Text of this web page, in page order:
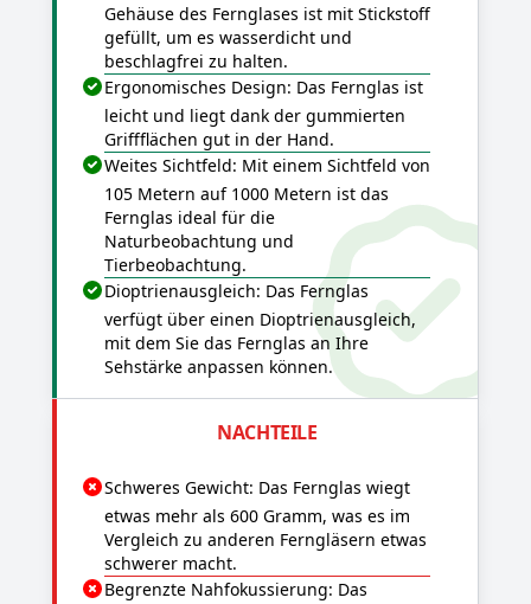
Gehäuse des Fernglases ist mit Stickstoff
gefüllt, um es wasserdicht und
beschlagfrei zu halten.
Ergonomisches Design: Das Fernglas ist
leicht und liegt dank der gummierten
Griffflächen gut in der Hand.
Weites Sichtfeld: Mit einem Sichtfeld von
105 Metern auf 1000 Metern ist das
Fernglas ideal für die
Naturbeobachtung und
Tierbeobachtung.
Dioptrienausgleich: Das Fernglas
verfügt über einen Dioptrienausgleich,
mit dem Sie das Fernglas an Ihre
Sehstärke anpassen können.
NACHTEILE
Schweres Gewicht: Das Fernglas wiegt
etwas mehr als 600 Gramm, was es im
Vergleich zu anderen Ferngläsern etwas
schwerer macht.
Begrenzte Nahfokussierung: Das